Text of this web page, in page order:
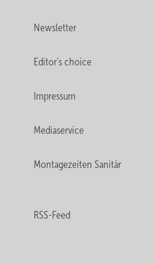
Newsletter
Editor's choice
Impressum
Mediaservice
Montagezeiten Sanitär
RSS-Feed